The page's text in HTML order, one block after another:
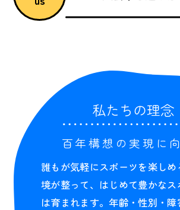
私たちの理念
百年構想の実現に
誰もが気軽にスポーツを楽し
境が整って、はじめて豊かな
は育まれます。年齢・性別・障